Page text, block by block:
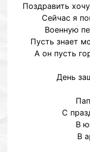
Поздравить
Сейчас я
Военную
Пусть знает
А он пусть
День
С
В
В